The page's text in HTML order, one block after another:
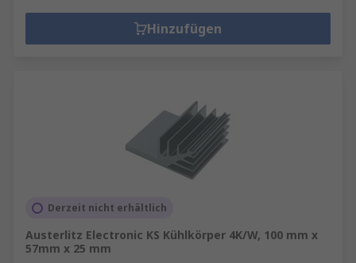
Hinzufügen
Derzeit nicht erhältlich
Austerlitz Electronic KS Kühlkörper 4K/W, 100 mm x
57mm x 25 mm